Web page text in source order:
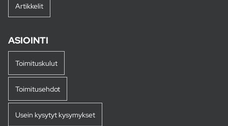
Artikkelit
ASIOINTI
Toimituskulut
Toimitusehdot
Usein kysytyt kysymykset